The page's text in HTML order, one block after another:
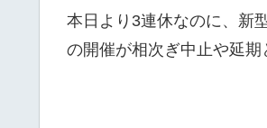
本日より3連休なのに、新
の開催が相次ぎ中止や延期